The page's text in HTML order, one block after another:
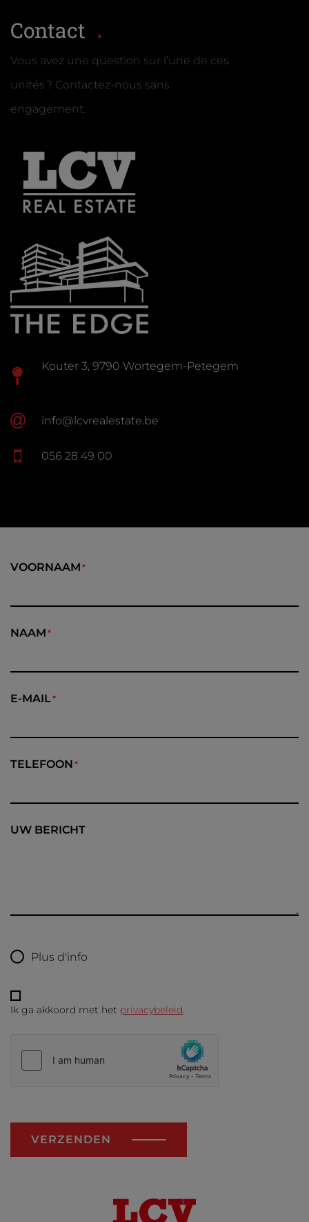
Contact
Vous avez une question sur l’une de ces
unités ? Contactez-nous sans
engagement.
Kouter 3, 9790 Wortegem-Petegem
info@lcvrealestate.be
056 28 49 00
VOORNAAM
NAAM
E-MAIL
TELEFOON
UW BERICHT
Plus d'info
Ik ga akkoord met het privacybeleid.
VERZENDEN